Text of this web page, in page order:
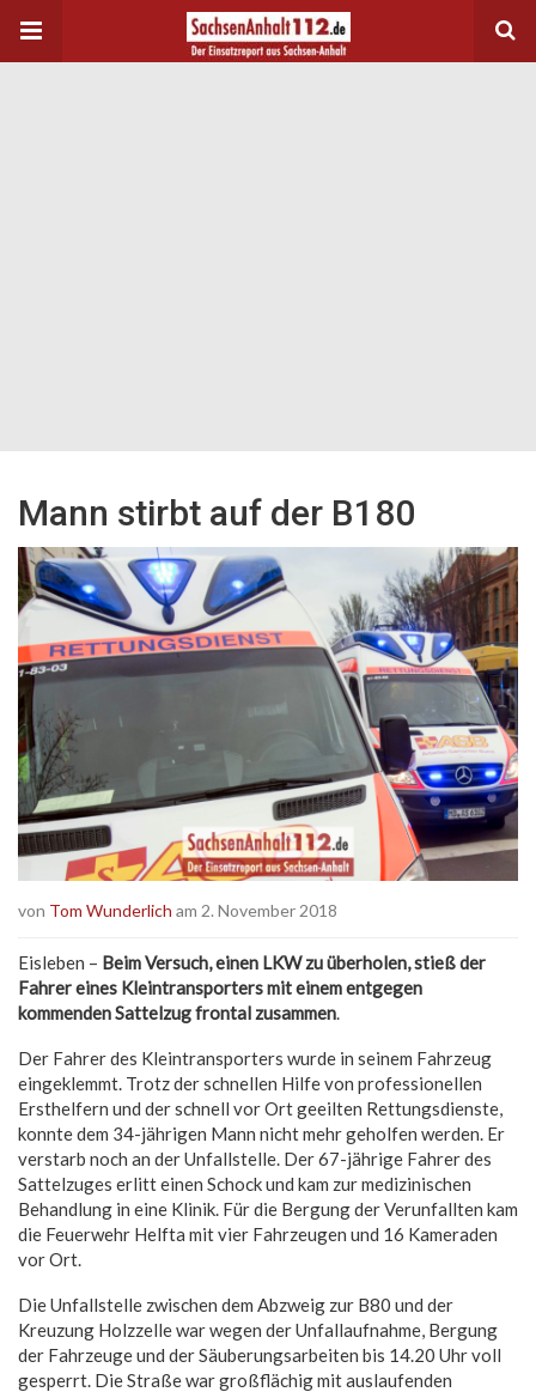
Mann stirbt auf der B180
von Tom Wunderlich am 2. November 2018
Eisleben – Beim Versuch, einen LKW zu überholen, stieß der
Fahrer eines Kleintransporters mit einem entgegen
kommenden Sattelzug frontal zusammen.
Der Fahrer des Kleintransporters wurde in seinem Fahrzeug
eingeklemmt. Trotz der schnellen Hilfe von professionellen
Ersthelfern und der schnell vor Ort geeilten Rettungsdienste,
konnte dem 34-jährigen Mann nicht mehr geholfen werden. Er
verstarb noch an der Unfallstelle. Der 67-jährige Fahrer des
Sattelzuges erlitt einen Schock und kam zur medizinischen
Behandlung in eine Klinik. Für die Bergung der Verunfallten kam
die Feuerwehr Helfta mit vier Fahrzeugen und 16 Kameraden
vor Ort.
Die Unfallstelle zwischen dem Abzweig zur B80 und der
Kreuzung Holzzelle war wegen der Unfallaufnahme, Bergung
der Fahrzeuge und der Säuberungsarbeiten bis 14.20 Uhr voll
gesperrt. Die Straße war großflächig mit auslaufenden